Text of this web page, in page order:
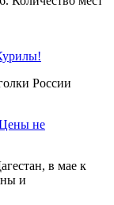
России
не
в мае к
и